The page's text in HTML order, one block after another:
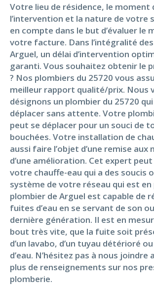
Votre lieu de résidence, le moment
l’intervention et la nature de votre
en compte dans le but d’évaluer le
votre facture. Dans l’intégralité
Arguel, un délai d’intervention
garanti. Vous souhaitez obtenir le
? Nos plombiers du 25720 vous
meilleur rapport qualité/prix. Nous
désignons un plombier du 25720
déplacer sans attente. Votre
peut se déplacer pour un souci de
bouchées. Votre installation de
aussi faire l’objet d’une remise aux
d’une amélioration. Cet expert
votre chauffe-eau qui a des soucis
système de votre réseau qui est en
plombier de Arguel est capable de
fuites d’eau en se servant de son
dernière génération. Il est en
bout très vite, que la fuite soit
d’un lavabo, d’un tuyau détérioré
d’eau. N’hésitez pas à nous joindre
plus de renseignements sur nos
plomberie.